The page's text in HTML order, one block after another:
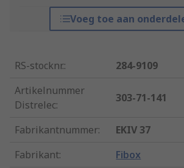
Voeg toe aan
RS-stocknr.:
284-9109
Artikelnummer
Distrelec:
303-71-141
Fabrikantnummer:
EKIV 37
Fabrikant: Fibox